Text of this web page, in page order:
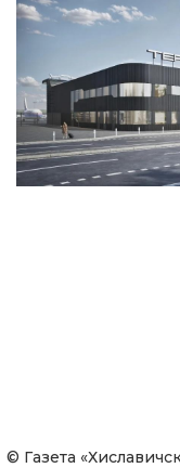
© Газета